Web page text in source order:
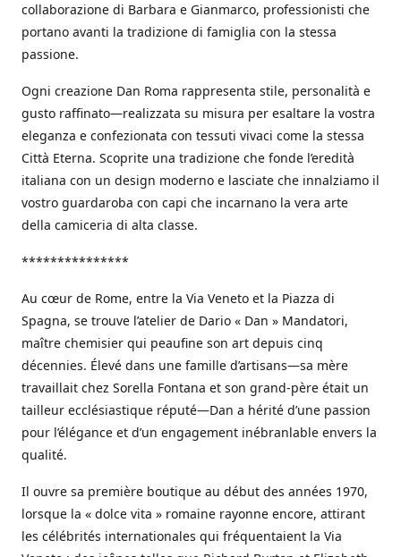
collaborazione di Barbara e Gianmarco, professionisti che
portano avanti la tradizione di famiglia con la stessa
passione.
Ogni creazione Dan Roma rappresenta stile, personalità e
gusto raffinato—realizzata su misura per esaltare la vostra
eleganza e confezionata con tessuti vivaci come la stessa
Città Eterna. Scoprite una tradizione che fonde l’eredità
italiana con un design moderno e lasciate che innalziamo il
vostro guardaroba con capi che incarnano la vera arte
della camiceria di alta classe.
***************
Au cœur de Rome, entre la Via Veneto et la Piazza di
Spagna, se trouve l’atelier de Dario « Dan » Mandatori,
maître chemisier qui peaufine son art depuis cinq
décennies. Élevé dans une famille d’artisans—sa mère
travaillait chez Sorella Fontana et son grand-père était un
tailleur ecclésiastique réputé—Dan a hérité d’une passion
pour l’élégance et d’un engagement inébranlable envers la
qualité.
Il ouvre sa première boutique au début des années 1970,
lorsque la « dolce vita » romaine rayonne encore, attirant
les célébrités internationales qui fréquentaient la Via